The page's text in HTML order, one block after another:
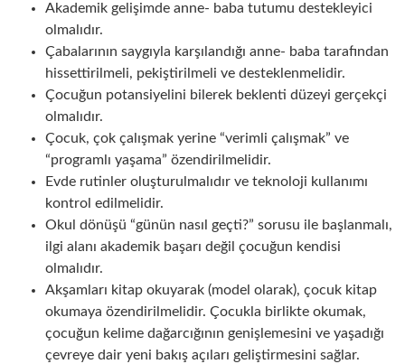
Akademik gelişimde anne- baba tutumu destekleyici
olmalıdır.
Çabalarının saygıyla karşılandığı anne- baba tarafından
hissettirilmeli, pekiştirilmeli ve desteklenmelidir.
Çocuğun potansiyelini bilerek beklenti düzeyi gerçekçi
olmalıdır.
Çocuk, çok çalışmak yerine “verimli çalışmak” ve
“programlı yaşama” özendirilmelidir.
Evde rutinler oluşturulmalıdır ve teknoloji kullanımı
kontrol edilmelidir.
Okul dönüşü “günün nasıl geçti?” sorusu ile başlanmalı,
ilgi alanı akademik başarı değil çocuğun kendisi
olmalıdır.
Akşamları kitap okuyarak (model olarak), çocuk kitap
okumaya özendirilmelidir. Çocukla birlikte okumak,
çocuğun kelime dağarcığının genişlemesini ve yaşadığı
çevreye dair yeni bakış açıları geliştirmesini sağlar.